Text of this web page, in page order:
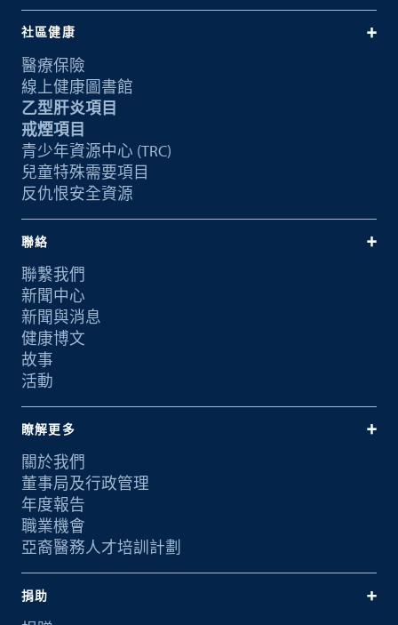
社區健康
醫療保險
線上健康圖書館
乙型肝炎項目
戒煙項目
青少年資源中心 (TRC)
兒童特殊需要項目
反仇恨安全資源
聯絡
聯繫我們
新聞中心
新聞與消息
健康博文
故事
活動
瞭解更多
關於我們
董事局及行政管理
年度報告
職業機會
亞裔醫務人才培訓計劃
捐助